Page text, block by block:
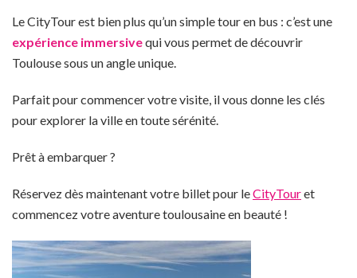
Le CityTour est bien plus qu’un simple tour en bus : c’est une
expérience immersivequi vous permet de découvrir
Toulouse sous un angle unique.
Parfait pour commencer votre visite, il vous donne les clés
pour explorer la ville en toute sérénité.
Prêt à embarquer ?
Réservez dès maintenant votre billet pour leCityTouret
commencez votre aventure toulousaine en beauté !